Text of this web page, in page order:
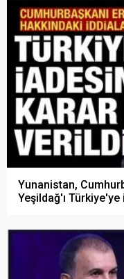
Yunanistan,
Yeşildağ'ı